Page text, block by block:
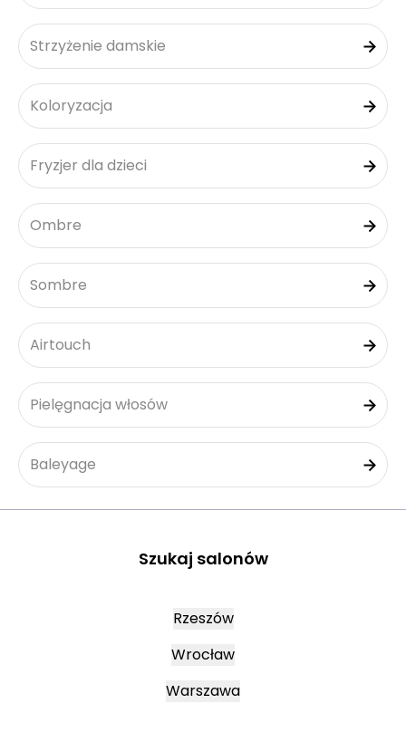
Strzyżenie damskie
Koloryzacja
Fryzjer dla dzieci
Ombre
Sombre
Airtouch
Pielęgnacja włosów
Baleyage
Szukaj salonów
Rzeszów
Wrocław
Warszawa